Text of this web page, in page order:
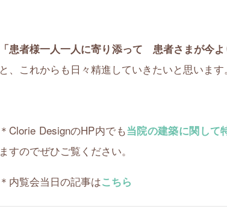
「患者様一人一人に寄り添って 患者さまが今
と、これからも日々精進していきたいと思いま
＊Clorie DesignのHP内でも当院の建築に関して
ますのでぜひご覧ください。
＊内覧会当日の記事はこちら